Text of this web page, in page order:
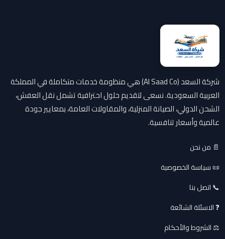
شركة السعد (Al Saad Co) هي منظومة خدمات متكاملة في المملكة
العربية السعودية. نسعى لتقديم حلول احترافية تشمل نقل العفش،
الشحن الدولي، الصيانة المنزلية، والمقاولات العامة، بمعايير جودة
عالمية وأسعار تنافسية.
📄 من نحن
📜 سياسة الخصوصية
📞 اتصل بنا
❓ الاسئلة الشائعة
⚖️ الشروط والأحكام